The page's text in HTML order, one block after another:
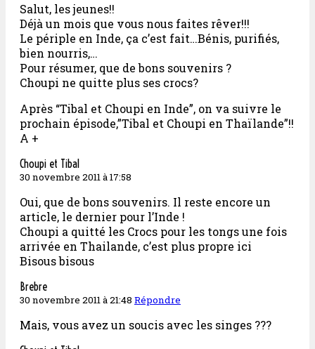
Salut, les jeunes!!
Déjà un mois que vous nous faites rêver!!!
Le périple en Inde, ça c’est fait…Bénis, purifiés,
bien nourris,…
Pour résumer, que de bons souvenirs ?
Choupi ne quitte plus ses crocs?
Après “Tibal et Choupi en Inde”, on va suivre le
prochain épisode,”Tibal et Choupi en Thaïlande”!!
A +
Choupi et Tibal
30 novembre 2011 à 17:58
Oui, que de bons souvenirs. Il reste encore un
article, le dernier pour l’Inde !
Choupi a quitté les Crocs pour les tongs une fois
arrivée en Thailande, c’est plus propre ici
Bisous bisous
Brebre
30 novembre 2011 à 21:48 Répondre
Mais, vous avez un soucis avec les singes ???